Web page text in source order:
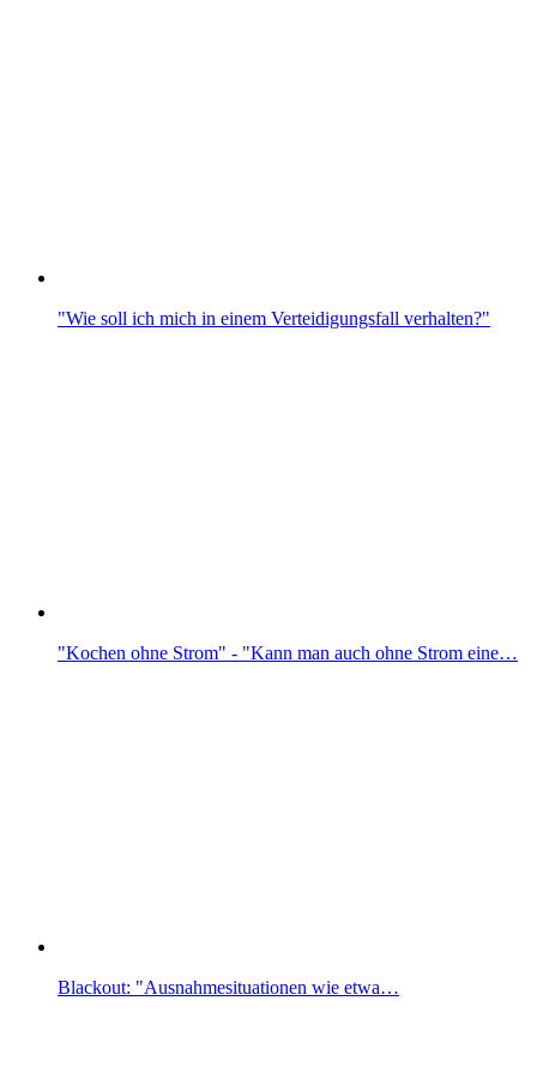
"Wie soll ich mich in einem Verteidigungsfall verhalten?"
"Kochen ohne Strom" - "Kann man auch ohne Strom eine…
Blackout: "Ausnahmesituationen wie etwa…